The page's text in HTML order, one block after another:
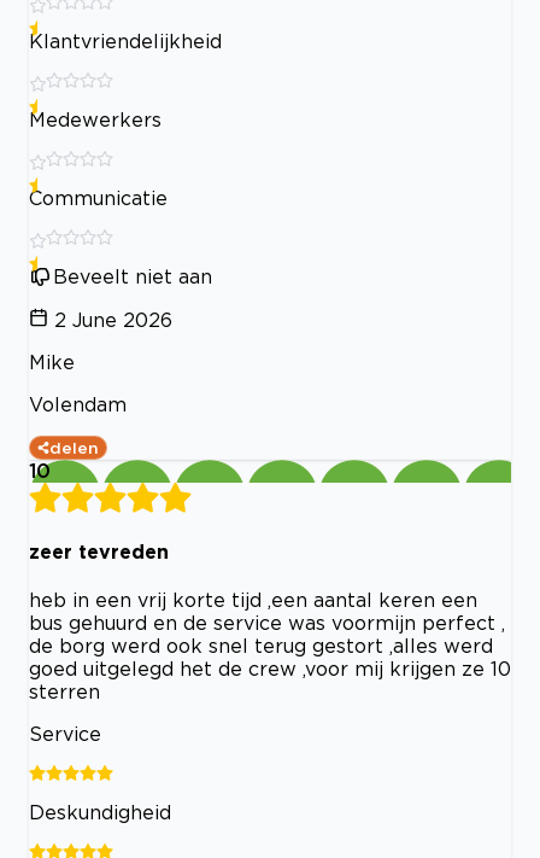
Klantvriendelijkheid
Medewerkers
Communicatie
Beveelt niet aan
2 June 2026
Mike
Volendam
delen
10
zeer tevreden
heb in een vrij korte tijd ,een aantal keren een
bus gehuurd en de service was voormijn perfect ,
de borg werd ook snel terug gestort ,alles werd
goed uitgelegd het de crew ,voor mij krijgen ze 10
sterren
Service
Deskundigheid